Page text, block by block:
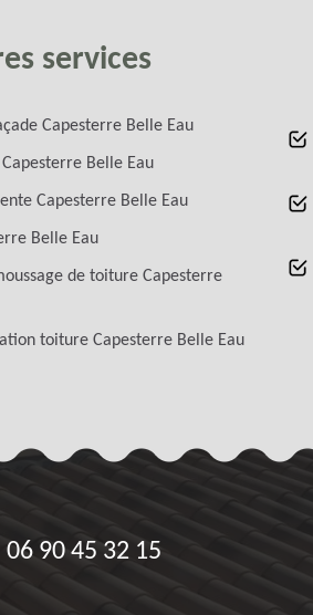
services
Capesterre Belle Eau
Belle Eau
Capesterre Belle Eau
Belle Eau
de toiture Capesterre
toiture Capesterre Belle Eau
06 90 45 32 15